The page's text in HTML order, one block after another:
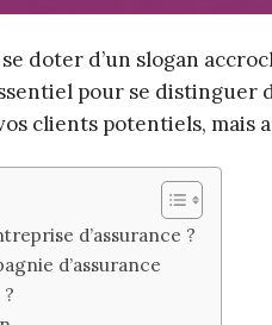
doter d’un slogan
pour se
clients potentiels, mais
d’assurance ?
d’assurance